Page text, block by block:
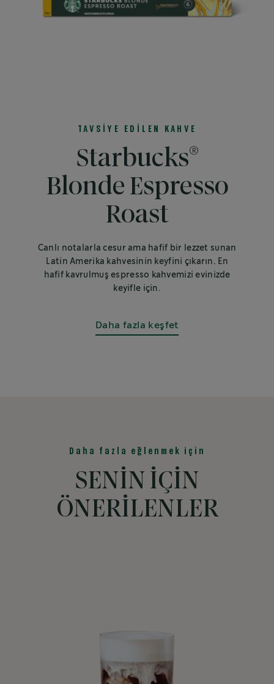
TAVSİYE EDİLEN KAHVE
Starbucks®
Blonde Espresso
Roast
Canlı notalarla cesur ama hafif bir lezzet sunan
Latin Amerika kahvesinin keyfini çıkarın. En
hafif kavrulmuş espresso kahvemizi evinizde
keyifle için.
Daha fazla keşfet
Daha fazla eğlenmek için
SENİN İÇİN
ÖNERİLENLER